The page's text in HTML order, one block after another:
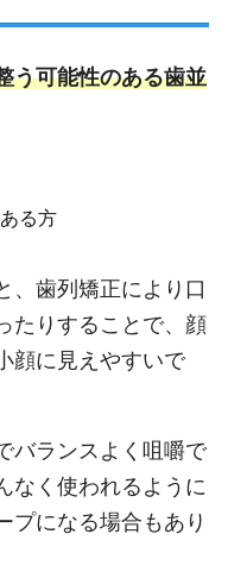
う可能性のある歯並
る方
、歯列矯正により口
たりすることで、顔
顔に見えやすいで
バランスよく咀嚼で
なく使われるように
プになる場合もあり